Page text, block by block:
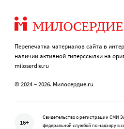
Перепечатка материалов сайта в
наличии активной гиперссылки на
miloserdie.ru
© 2024 – 2026. Милосердие.ru
16+
Свидетельство о регистрации СМИ
федеральной службой по надзору в